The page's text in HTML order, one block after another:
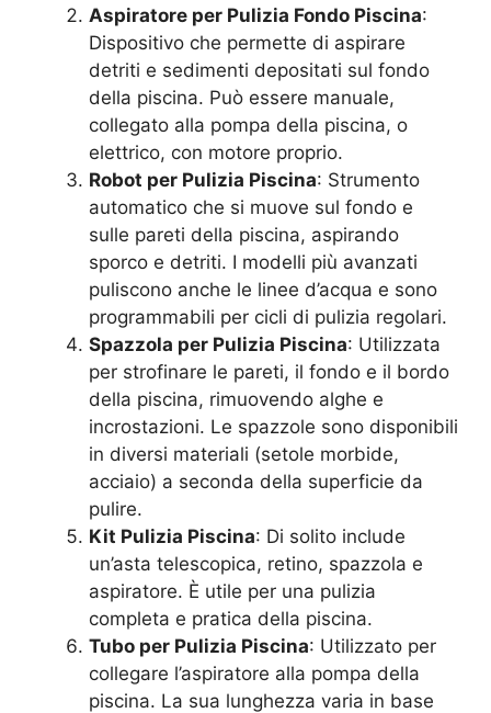
Aspiratore per Pulizia Fondo Piscina:
Dispositivo che permette di aspirare
detriti e sedimenti depositati sul fondo
della piscina. Può essere manuale,
collegato alla pompa della piscina, o
elettrico, con motore proprio.
Robot per Pulizia Piscina: Strumento
automatico che si muove sul fondo e
sulle pareti della piscina, aspirando
sporco e detriti. I modelli più avanzati
puliscono anche le linee d’acqua e sono
programmabili per cicli di pulizia regolari.
Spazzola per Pulizia Piscina: Utilizzata
per strofinare le pareti, il fondo e il bordo
della piscina, rimuovendo alghe e
incrostazioni. Le spazzole sono disponibili
in diversi materiali (setole morbide,
acciaio) a seconda della superficie da
pulire.
Kit Pulizia Piscina: Di solito include
un’asta telescopica, retino, spazzola e
aspiratore. È utile per una pulizia
completa e pratica della piscina.
Tubo per Pulizia Piscina: Utilizzato per
collegare l’aspiratore alla pompa della
piscina. La sua lunghezza varia in base